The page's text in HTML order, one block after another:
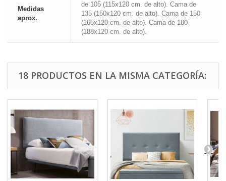
Medidas
aprox.
de 105 (115x120 cm. de alto). Cama de
135 (150x120 cm. de alto). Cama de 150
(165x120 cm. de alto). Cama de 180
(188x120 cm. de alto).
18 PRODUCTOS EN LA MISMA CATEGORÍA: